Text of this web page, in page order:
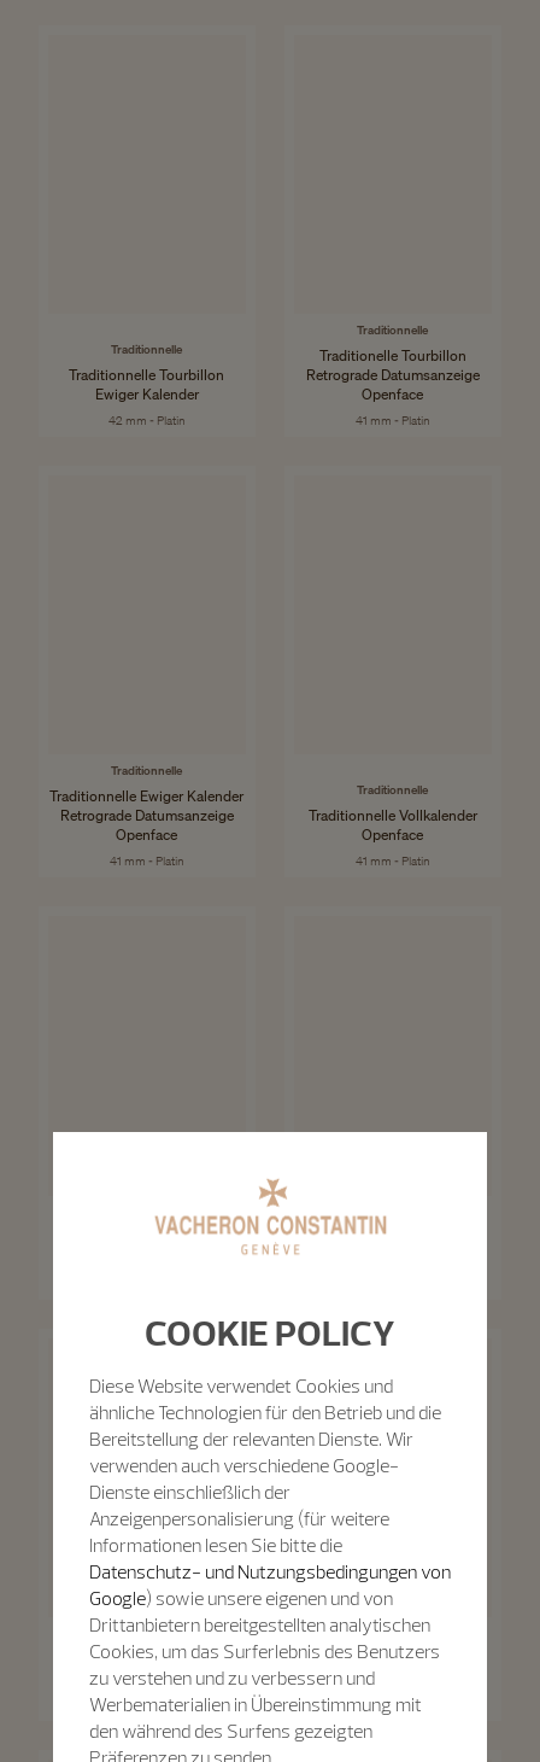
Traditionnelle
Traditionnelle Tourbillon
Ewiger Kalender
42 mm - Platin
Traditionnelle
Traditionelle Tourbillon
Retrograde Datumsanzeige
Openface
41 mm - Platin
Traditionnelle
Traditionnelle Ewiger Kalender
Retrograde Datumsanzeige
Openface
41 mm - Platin
Traditionnelle
Traditionnelle Vollkalender
Openface
41 mm - Platin
Patrimony
Patrimony Mondphase Und
Patrimony
Patrimony
Patrimony Mondphase Und
Retrograde Datumsanzeige
42.5 mm - Roségold
Patrimony
Patrimony Automatik
40 mm - Roségold
COOKIE POLICY
Diese Website verwendet Cookies und
ähnliche Technologien für den Betrieb und die
Bereitstellung der relevanten Dienste. Wir
verwenden auch verschiedene Google-
Dienste einschließlich der
Anzeigenpersonalisierung (für weitere
Informationen lesen Sie bitte die
Datenschutz- und Nutzungsbedingungen von
Google) sowie unsere eigenen und von
Drittanbietern bereitgestellten analytischen
Cookies, um das Surferlebnis des Benutzers
zu verstehen und zu verbessern und
Werbematerialien in Übereinstimmung mit
den während des Surfens gezeigten
Präferenzen zu senden.